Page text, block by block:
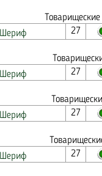
Шериф 27
Шериф 27
Шериф 27
Шериф 27